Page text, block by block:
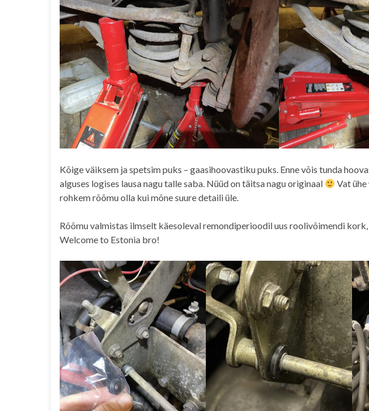
Kõige väiksem ja spetsim puks – gaasihoovastiku puks. Enne võis tunda
alguses logises lausa nagu talle saba. Nüüd on täitsa nagu originaal
Vat
rohkem rõõmu olla kui mõne suure detaili üle.
Rõõmu valmistas ilmselt käesoleval remondiperioodil uus roolivõimendi
Welcome to Estonia bro!